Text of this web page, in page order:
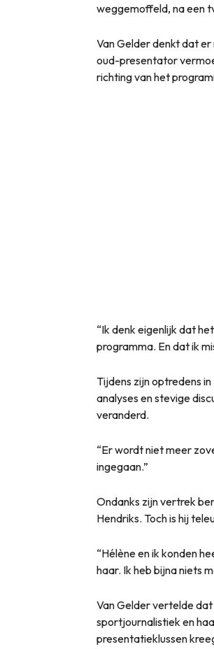
weggemoffeld, na een
Van Gelder denkt dat
oud-presentator
richting van het
“Ik denk eigenlijk dat
programma. En dat ik
Tijdens zijn optredens
analyses en stevige
veranderd.
“Er wordt niet meer
ingegaan.”
Ondanks zijn vertrek
Hendriks. Toch is hij
“Hélène en ik konden
haar. Ik heb bijna niets
Van Gelder vertelde
sportjournalistiek en
presentatieklussen